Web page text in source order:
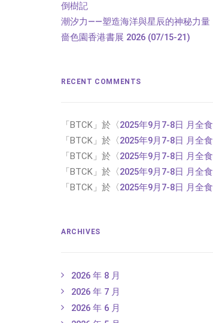
倒樹記
潮汐力——塑造海洋與星辰的神秘力量
嗇色園香港書展 2026 (07/15-21)
RECENT COMMENTS
「BTCK 」於〈2025年9月7-8日 月全食
「BTCK 」於〈2025年9月7-8日 月全食
「BTCK 」於〈2025年9月7-8日 月全食
「BTCK 」於〈2025年9月7-8日 月全食
「BTCK 」於〈2025年9月7-8日 月全食
ARCHIVES
2026 年 8 月
2026 年 7 月
2026 年 6 月